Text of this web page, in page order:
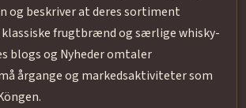
og beskriver at deres sortiment
klassiske frugtbrænd og særlige whisky-
blogs og Nyheder omtaler
årgange og markedsaktiviteter som